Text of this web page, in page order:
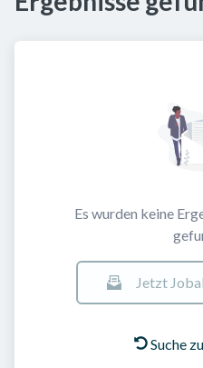
Es wurden keine
Jetzt
Suche